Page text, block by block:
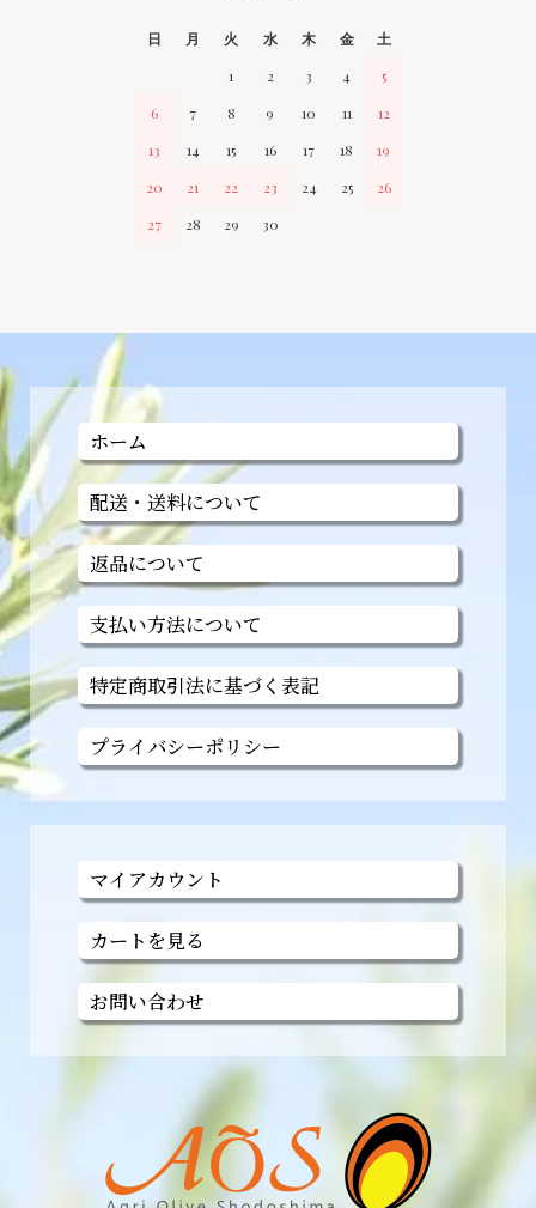
日 月 火 水 木 金
土
1
2 3 4
5
6
7 8 9 10 11
12
13
14 15 16 17 18
19
20
21 22 23 24 25
26
27
28 29 30
ホーム
配送・送料について
返品について
支払い方法について
特定商取引法に基づく表記
プライバシーポリシー
マイアカウント
カートを見る
お問い合わせ